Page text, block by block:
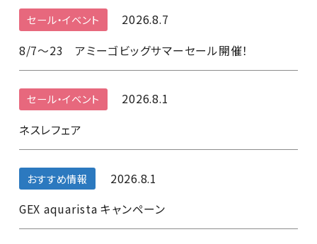
セール・イベント
2026.8.7
8/7～23 アミーゴビッグサマーセール開催！
セール・イベント
2026.8.1
ネスレフェア
おすすめ情報
2026.8.1
GEX aquarista キャンペーン